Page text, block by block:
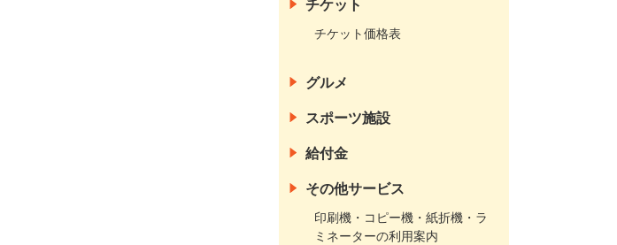
チケット価格表
グルメ
スポーツ施設
給付金
その他サービス
印刷機・コピー機・紙折機・ラ
ミネーターの利用案内